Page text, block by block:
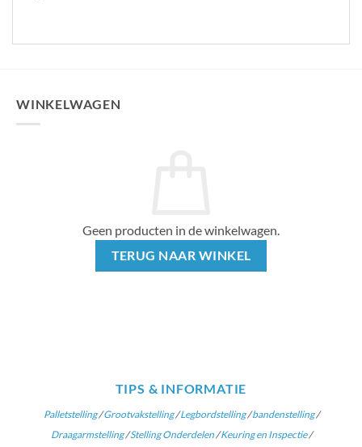
WINKELWAGEN
Geen producten in de winkelwagen.
TERUG NAAR WINKEL
TIPS & INFORMATIE
Palletstelling/Grootvakstelling/Legbordstelling/bandenstelling/
Draagarmstelling/Stelling Onderdelen/Keuring en Inspectie/